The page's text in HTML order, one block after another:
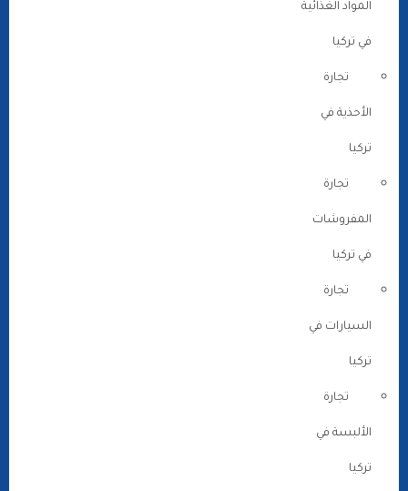
المواد الغذائية
في تركيا
تجارة
الأحذية في
تركيا
تجارة
المفروشات
في تركيا
تجارة
السيارات في
تركيا
تجارة
الألبسة في
تركيا